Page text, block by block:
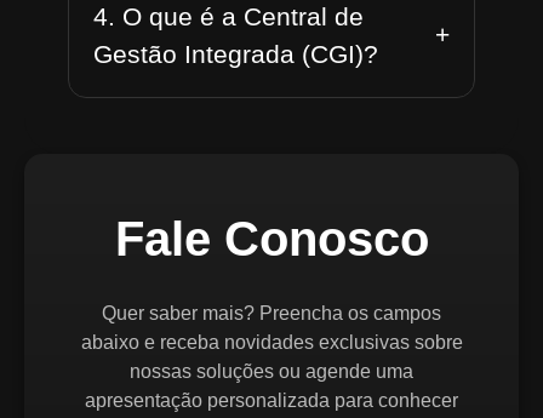
4. O que é a Central de
Gestão Integrada (CGI)?
+
Fale Conosco
Quer saber mais? Preencha os campos
abaixo e receba novidades exclusivas sobre
nossas soluções ou agende uma
apresentação personalizada para conhecer